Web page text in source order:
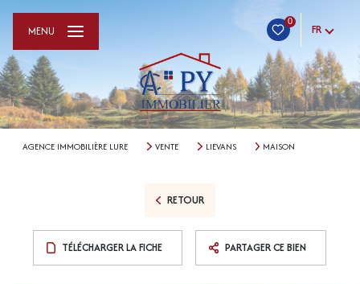
0
FR
MENU
AGENCE IMMOBILIÈRE LURE VENTE LIEVANS MAISON
RETOUR
TÉLÉCHARGER LA FICHE PARTAGER CE BIEN